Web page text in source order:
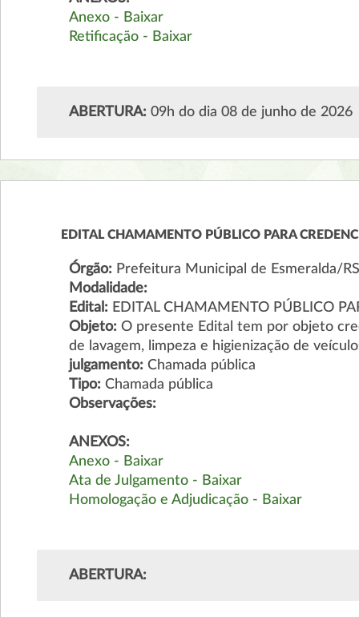
Anexo - Baixar
Retificação - Baixar
ABERTURA:09h do dia 08 de junho de 2026
EDITAL CHAMAMENTO PÚBLICO PARA
Órgão:Prefeitura Municipal de Esmeralda/RS
Modalidade:
Edital:EDITAL CHAMAMENTO PÚBLICO
Objeto:O presente Edital tem por objeto
de lavagem, limpeza e higienização de
julgamento:Chamada pública
Tipo:Chamada pública
Observações:
ANEXOS:
Anexo - Baixar
Ata de Julgamento - Baixar
Homologação e Adjudicação - Baixar
ABERTURA: